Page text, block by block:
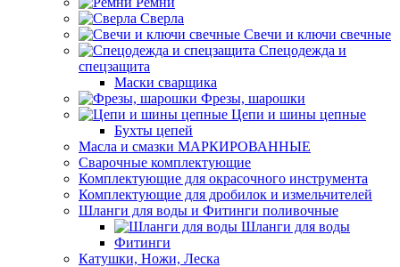
Сверла
Свечи и ключи свечные
Спецодежда и
спецзащита
Маски сварщика
Фрезы, шарошки
Цепи и шины цепные
Бухты цепей
Масла и смазки МАРКИРОВАННЫЕ
Сварочные комплектующие
Комплектующие для окрасочного инструмента
Комплектующие для дробилок и измельчителей
Шланги для воды и Фитинги поливочные
Шланги для воды
Фитинги
Катушки, Ножи, Леска